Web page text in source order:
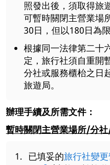
照發出後，須取得旅
可暫時關閉主營業場
30日，但以180日為限
根據同一法律第二十
定，旅行社須自重開
分社或服務櫃枱之日
旅遊局。
辦理手續及所需文件：
暫時關閉主營業場所/分
已填妥的旅行社變